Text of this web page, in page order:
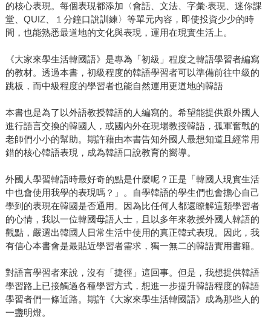
的核心表現。每個表現都添加〈會話、文法、字彙‧表現、迷你課
堂、QUIZ、１分鐘口說訓練〉等單元內容，即使投資少少的時
間，也能熟悉最道地的文化與表現，運用在現實生活上。
《大家來學生活韓國語》是專為「初級」程度之韓語學習者編寫
的教材。透過本書，初級程度的韓語學習者可以準備前往中級的
跳板，而中級程度的學習者也能自然運用更道地的韓語
本書也是為了以外語教授韓語的人編寫的。希望能提供跟外國人
進行語言交換的韓國人，或國內外在現場教授韓語，孤軍奮戰的
老師們小小的幫助。期許藉由本書告知外國人最想知道且經常用
錯的核心韓語表現，成為韓語口說教育的嚮導。
外國人學習韓語時最好奇的點是什麼呢？正是「韓國人現實生活
中也會使用我學的表現嗎？」。自學韓語的學生們也會擔心自己
學到的表現在韓國是否通用。因為比任何人都還瞭解這類學習者
的心情，我以一位韓國母語人士，且以多年來教授外國人韓語的
觀點，嚴選出韓國人日常生活中使用的真正韓式表現。因此，我
有信心本書會是最貼近學習者需求，獨一無二的韓語實用書籍。
對語言學習者來說，沒有「捷徑」這回事。但是，我想提供韓語
學習路上已接觸過各種學習方式，想進一步提升韓語程度的韓語
學習者們一條近路。期許《大家來學生活韓國語》成為那些人的
一盞明燈。